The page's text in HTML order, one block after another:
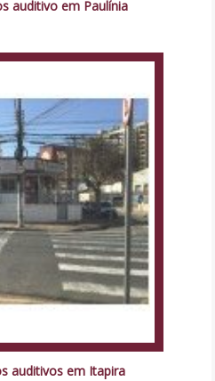
auditivo em Paulínia
auditivos em Itapira